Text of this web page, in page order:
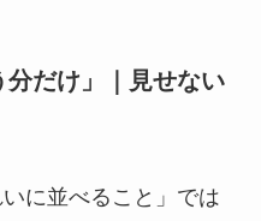
だけ」｜見せない
に並べること」では